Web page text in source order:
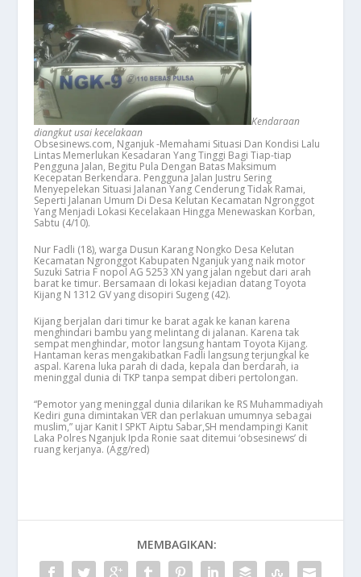
Kendaraan
diangkut usai kecelakaan
Obsesinews.com, Nganjuk -Memahami Situasi Dan Kondisi Lalu
Lintas Memerlukan Kesadaran Yang Tinggi Bagi Tiap-tiap
Pengguna Jalan, Begitu Pula Dengan Batas Maksimum
Kecepatan Berkendara. Pengguna Jalan Justru Sering
Menyepelekan Situasi Jalanan Yang Cenderung Tidak Ramai,
Seperti Jalanan Umum Di Desa Kelutan Kecamatan Ngronggot
Yang Menjadi Lokasi Kecelakaan Hingga Menewaskan Korban,
Sabtu (4/10).
Nur Fadli (18), warga Dusun Karang Nongko Desa Kelutan
Kecamatan Ngronggot Kabupaten Nganjuk yang naik motor
Suzuki Satria F nopol AG 5253 XN yang jalan ngebut dari arah
barat ke timur. Bersamaan di lokasi kejadian datang Toyota
Kijang N 1312 GV yang disopiri Sugeng (42).
Kijang berjalan dari timur ke barat agak ke kanan karena
menghindari bambu yang melintang di jalanan. Karena tak
sempat menghindar, motor langsung hantam Toyota Kijang.
Hantaman keras mengakibatkan Fadli langsung terjungkal ke
aspal. Karena luka parah di dada, kepala dan berdarah, ia
meninggal dunia di TKP tanpa sempat diberi pertolongan.
“Pemotor yang meninggal dunia dilarikan ke RS Muhammadiyah
Kediri guna dimintakan VER dan perlakuan umumnya sebagai
muslim,” ujar Kanit I SPKT Aiptu Sabar,SH mendampingi Kanit
Laka Polres Nganjuk Ipda Ronie saat ditemui ‘obsesinews’ di
ruang kerjanya. (Agg/red)
MEMBAGIKAN: